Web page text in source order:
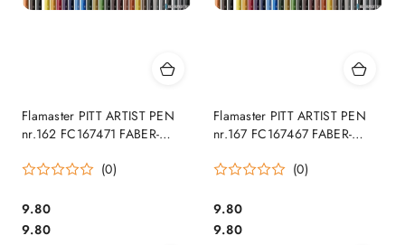
Flamaster PITT ARTIST PEN
nr.162 FC167471 FABER-
(0)
Cena:
9.80
Cena:
9.80
Flamaster PITT ARTIST PEN
nr.167 FC167467 FABER-
(0)
Cena:
9.80
Cena:
9.80